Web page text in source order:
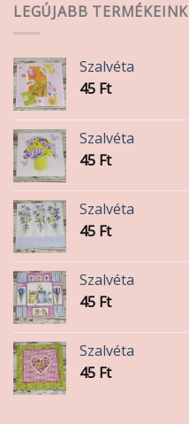
LEGÚJABB TERMÉKEINK
Szalvéta
45 Ft
Szalvéta
45 Ft
Szalvéta
45 Ft
Szalvéta
45 Ft
Szalvéta
45 Ft